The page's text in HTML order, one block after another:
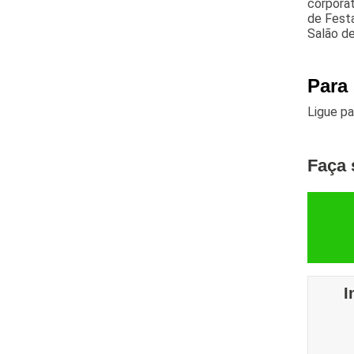
de
Salão
Ligue
Faça